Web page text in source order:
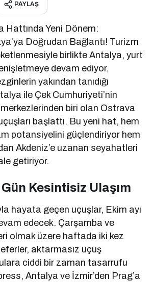
PAYLAŞ
Yeni Dönem:
Doğrudan Bağlantı! Turizm
birlikte Antalya, yurt
devam ediyor.
yakından tanıdığı
ile Çek Cumhuriyeti’nin
biri olan Ostrava
başlattı. Bu yeni hat, hem
potansiyelini güçlendiriyor hem
Akdeniz’e uzanan seyahatleri
getiriyor.
Kesintisiz Ulaşım
hayata geçen uçuşlar, Ekim ayı
edecek. Çarşamba ve
olmak üzere haftada iki kez
aktarmasız uçuş
ciddi bir zaman tasarrufu
Antalya ve İzmir’den Prag’a